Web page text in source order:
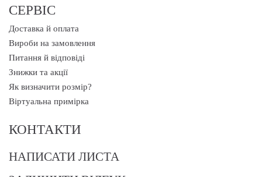
СЕРВІС
Доставка й оплата
Вироби на замовлення
Питання й відповіді
Знижки та акції
Як визначити розмір?
Віртуальна примірка
КОНТАКТИ
НАПИСАТИ ЛИСТА